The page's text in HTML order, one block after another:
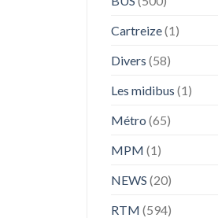
Cartreize(1)
Divers (58)
Les midibus (1)
Métro (65)
MPM (1)
NEWS (20)
RTM (594)